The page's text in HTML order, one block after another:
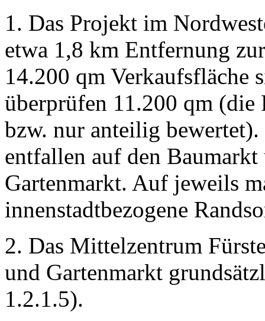
1. Das Projekt im
etwa 1,8 km Entfernung
14.200 qm Verkaufsfläche
überprüfen 11.200 qm (die
bzw. nur anteilig
entfallen auf den
Gartenmarkt. Auf jeweils
innenstadtbezogene
2. Das Mittelzentrum
und Gartenmarkt
1.2.1.5).